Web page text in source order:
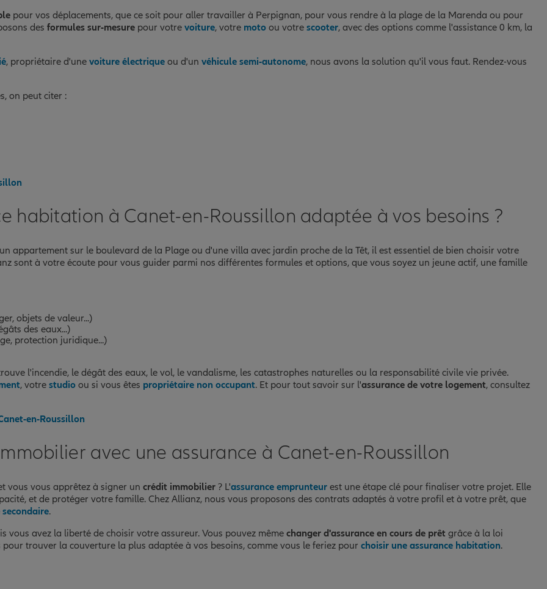
pour vos déplacements, que ce soit pour aller travailler à Perpignan, pour vous rendre à la plage de la Marenda ou pour
des formules sur-mesure pour votre voiture, votre moto ou votre scooter, avec des options comme l'assistance 0 km, la
, propriétaire d'une voiture électrique ou d'un véhicule semi-autonome, nous avons la solution qu'il vous faut. Rendez-vous
on peut citer :
habitation à Canet-en-Roussillon adaptée à vos besoins ?
appartement sur le boulevard de la Plage ou d'une villa avec jardin proche de la Têt, il est essentiel de bien choisir votre
sont à votre écoute pour vous guider parmi nos différentes formules et options, que vous soyez un jeune actif, une famille
objets de valeur...)
des eaux...)
protection juridique...)
l'incendie, le dégât des eaux, le vol, le vandalisme, les catastrophes naturelles ou la responsabilité civile vie privée.
, votre studio ou si vous êtes propriétaire non occupant. Et pour tout savoir sur l'assurance de votre logement, consultez
en-Roussillon
avec une assurance à Canet-en-Roussillon
vous vous apprêtez à signer un crédit immobilier ? L'assurance emprunteur est une étape clé pour finaliser votre projet. Elle
et de protéger votre famille. Chez Allianz, nous vous proposons des contrats adaptés à votre profil et à votre prêt, que
secondaire.
vous avez la liberté de choisir votre assureur. Vous pouvez même changer d'assurance en cours de prêt grâce à la loi
trouver la couverture la plus adaptée à vos besoins, comme vous le feriez pour choisir une assurance habitation.